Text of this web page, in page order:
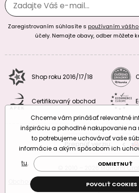
Zaregistrovaním súhlasíte s používaním
účely. Nemajte obavy, odber môžete
Shop roku 2016/17/18
Certifikovaný obchod
Prepnúť verziu:
© 2010 – 2026 Manumi
Obchodné podmienky
Podmienky
Chceme vám prinášať relevantné
inšpiráciu a pohodlné nakupovanie na
to potrebujeme uchovávať vaše
informácie a akým spôsobom ich
tu. ODMIETNUŤ
POVOLIŤ COOKIES